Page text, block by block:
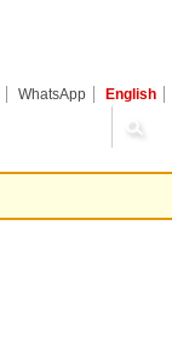
WhatsApp English